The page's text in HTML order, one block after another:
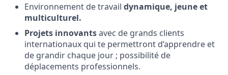
Environnement de travail dynamique, jeune et
multiculturel.
Projets innovantsavec de grands clients
internationaux qui te permettront d’apprendre et
de grandir chaque jour ; possibilité de
déplacements professionnels.